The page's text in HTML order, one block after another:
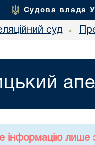
Судова влада
суд •
інформацію лише